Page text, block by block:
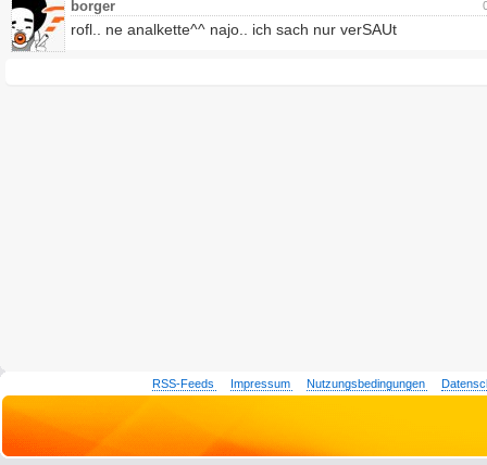
borger
rofl.. ne analkette^^ najo.. ich sach nur verSAUt
RSS-Feeds Impressum Nutzungsbedingungen